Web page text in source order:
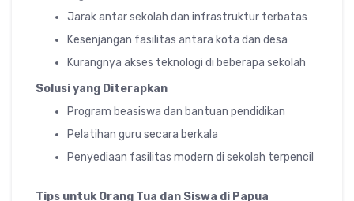
Jarak antar sekolah dan infrastruktur terbatas
Kesenjangan fasilitas antara kota dan desa
Kurangnya akses teknologi di beberapa sekolah
Solusi yang Diterapkan
Program beasiswa dan bantuan pendidikan
Pelatihan guru secara berkala
Penyediaan fasilitas modern di sekolah terpencil
Tips untuk Orang Tua dan Siswa di Papua